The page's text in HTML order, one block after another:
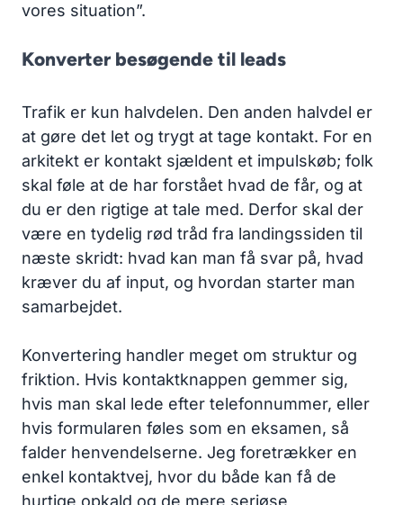
vores situation”.
Konverter besøgende til leads
Trafik er kun halvdelen. Den anden halvdel er
at gøre det let og trygt at tage kontakt. For en
arkitekt er kontakt sjældent et impulskøb; folk
skal føle at de har forstået hvad de får, og at
du er den rigtige at tale med. Derfor skal der
være en tydelig rød tråd fra landingssiden til
næste skridt: hvad kan man få svar på, hvad
kræver du af input, og hvordan starter man
samarbejdet.
Konvertering handler meget om struktur og
friktion. Hvis kontaktknappen gemmer sig,
hvis man skal lede efter telefonnummer, eller
hvis formularen føles som en eksamen, så
falder henvendelserne. Jeg foretrækker en
enkel kontaktvej, hvor du både kan få de
hurtige opkald og de mere seriøse